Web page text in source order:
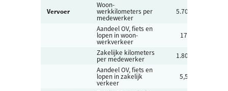
Vervoer
Woon-
werkkilometers per
medewerker
5.700
Aandeel OV, fiets en
lopen in woon-
werkverkeer
17
Zakelijke kilometers
per medewerker 1.800
Aandeel OV, fiets en
lopen in zakelijk
verkeer
5,5